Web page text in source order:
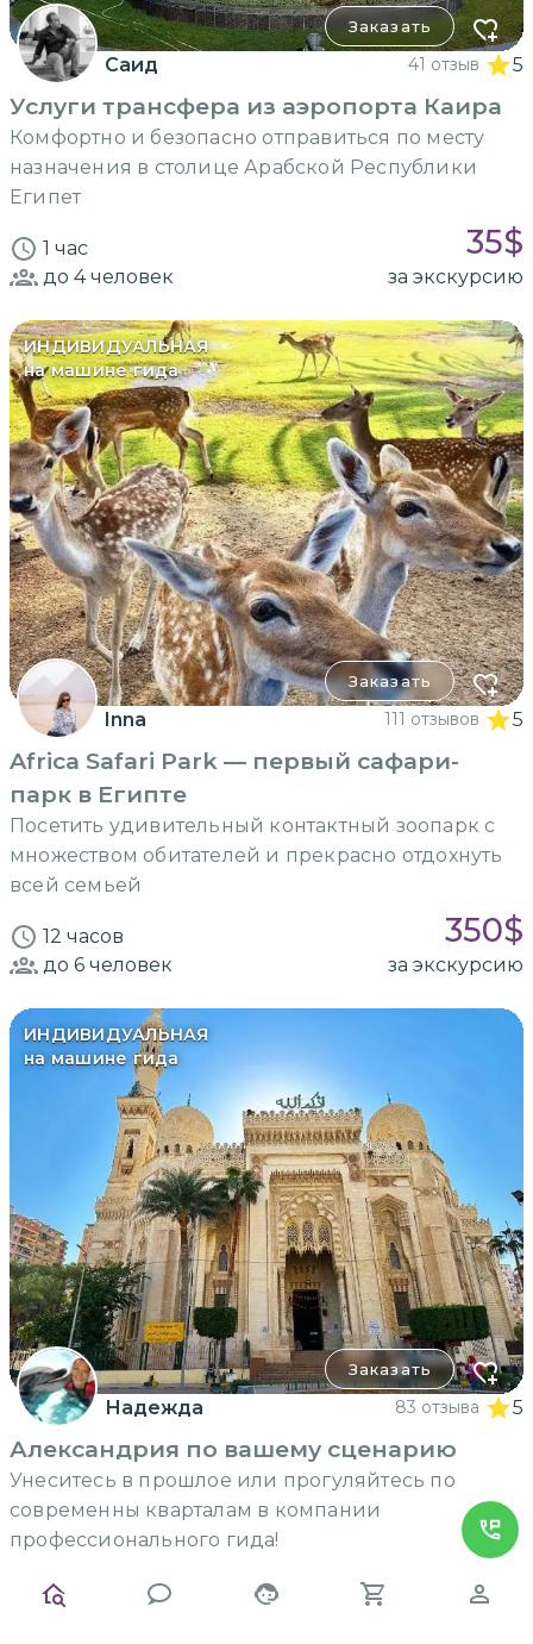
Заказать
Саид 41 отзыв 5
Услуги трансфера из аэропорта Каира
Комфортно и безопасно отправиться по месту
назначения в столице Арабской Республики
Египет
1 час 35$
до 4человек за экскурсию
ИНДИВИДУАЛЬНАЯ
на машине гида
Заказать
Inna 111 отзывов 5
Africa Safari Park — первый сафари-
парк в Египте
Посетить удивительный контактный зоопарк с
множеством обитателей и прекрасно отдохнуть
всей семьей
12 часов 350$
до 6 человек за экскурсию
ИНДИВИДУАЛЬНАЯ
на машине гида
Заказать
Надежда 83 отзыва 5
Александрия по вашему сценарию
Унеситесь в прошлое или прогуляйтесь по
современны кварталам в компании
профессионального гида!
8 часов 230